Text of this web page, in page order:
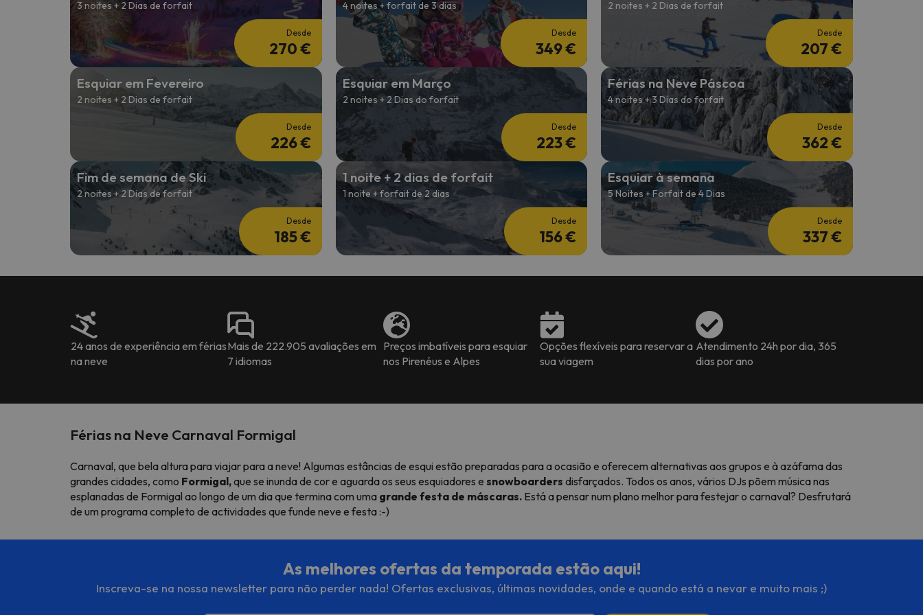
3 noites + 2 Dias de forfait
Desde
270 €
4 noites + forfait de 3 dias
Desde
349 €
2 noites + 2 Dias de forfait
Desde
207 €
Esquiar em Fevereiro
2 noites + 2 Dias de forfait
Desde
226 €
Esquiar em Março
2 noites + 2 Dias do forfait
Desde
223 €
Férias na Neve Páscoa
4 noites + 3 Dias do forfait
Desde
362 €
Fim de semana de Ski
2 noites + 2 Dias de forfait
Desde
185 €
1 noite + 2 dias de forfait
1 noite + forfait de 2 dias
Desde
156 €
Esquiar à semana
5 Noites + Forfait de 4 Dias
Desde
337 €
24 anos de experiência em férias
na neve
Mais de 222.905 avaliações em
7 idiomas
Preços imbatíveis para esquiar
nos Pirenéus e Alpes
Opções flexíveis para reservar a
sua viagem
Atendimento 24h por dia, 365
dias por ano
Férias na Neve Carnaval Formigal
Carnaval, que bela altura para viajar para a neve! Algumas estâncias de esqui estão preparadas para a ocasião e oferecem alternativas aos grupos e à azáfama das
grandes cidades, como Formigal,que se inunda de cor e aguarda os seus esquiadores e snowboarders disfarçados. Todos os anos, vários DJs põem música nas
esplanadas de Formigal ao longo de um dia que termina com uma grande festa de máscaras. Está a pensar num plano melhor para festejar o carnaval? Desfrutará
de um programa completo de actividades que funde neve e festa :-)
As melhores ofertas da temporada estão aqui!
Inscreva-se na nossa newsletter para não perder nada! Ofertas exclusivas, últimas novidades, onde e quando está a nevar e muito mais ;)